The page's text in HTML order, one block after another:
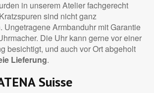
in unserem Atelier fachgerecht
sind nicht ganz
Ungetragene Armbanduhr mit Garantie
Die Uhr kann gerne vor einer
besichtigt, und auch vor Ort abgeholt
Lieferung.
Suisse